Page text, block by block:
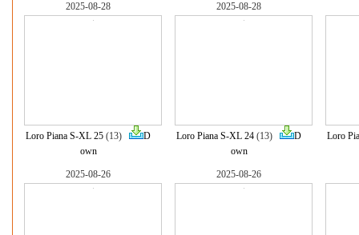
2025-08-28
Loro Piana S-XL 25 (13)
D
own
2025-08-28
Loro Piana S-XL 24 (13)
D
own
Loro
2025-08-26 2025-08-26